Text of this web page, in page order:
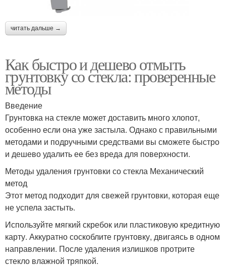
читать дальше →
Как быстро и дешево отмыть
грунтовку со стекла: проверенные
методы
Введение
Грунтовка на стекле может доставить много хлопот,
особенно если она уже застыла. Однако с правильными
методами и подручными средствами вы сможете быстро
и дешево удалить ее без вреда для поверхности.
Методы удаления грунтовки со стекла Механический
метод
Этот метод подходит для свежей грунтовки, которая еще
не успела застыть.
Используйте мягкий скребок или пластиковую кредитную
карту. Аккуратно соскоблите грунтовку, двигаясь в одном
направлении. После удаления излишков протрите
стекло влажной тряпкой.